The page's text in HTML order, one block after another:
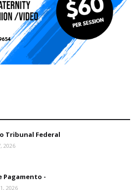
Tribunal Federal
2026
Pagamento -
2026